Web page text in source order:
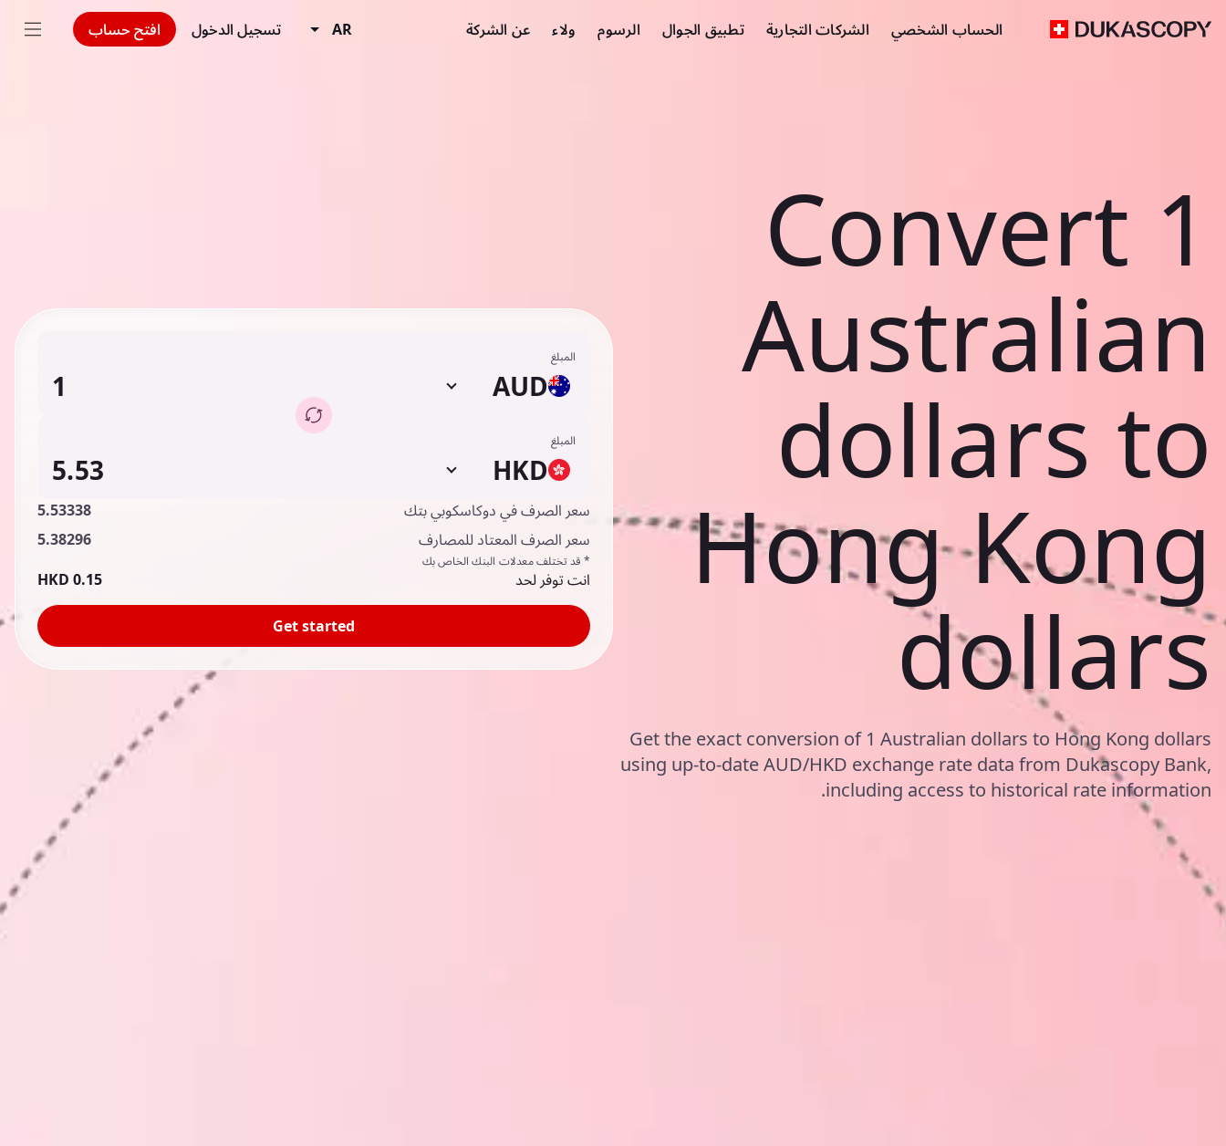
الحساب الشخصي الشركات التجارية تطبيق الجوال الرسوم ولاء عن الشركة AR تسجيل الدخول افتح حساب
Convert 1
Australian
dollars to
Hong Kong
dollars
Get the exact conversion of 1 Australian dollars to Hong Kong dollars
using up-to-date AUD/HKD exchange rate data from Dukascopy Bank,
including access to historical rate information.
المبلغ
AUD
المبلغ
HKD
سعر الصرف في دوكاسكوبي بتك
5.53338
سعر الصرف المعتاد للمصارف
5.38296
* قد تختلف معدلات البنك الخاص بك
انت توفر لحد 0.15 HKD
Get started